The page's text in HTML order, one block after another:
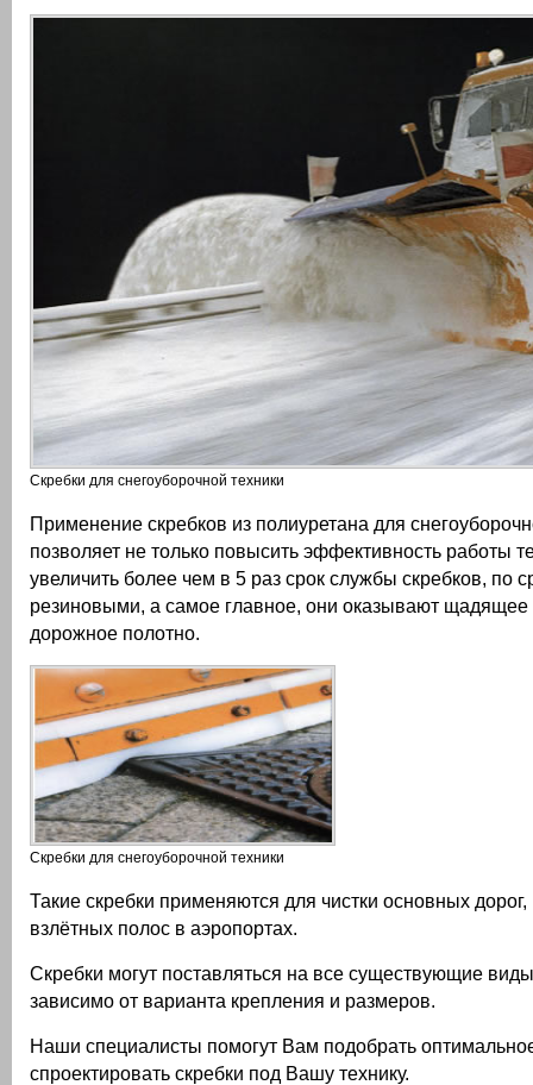
Скребки для снегоуборочной техники
Применение скребков из полиуретана для
позволяет не только повысить эффективность работы
увеличить более чем в 5 раз срок службы скребков, по
резиновыми, а самое главное, они оказывают щадящее
дорожное полотно.
Скребки для снегоуборочной техники
Такие скребки применяются для чистки основных
взлётных полос в аэропортах.
Скребки могут поставляться на все существующие
зависимо от варианта крепления и размеров.
Наши специалисты помогут Вам подобрать
спроектировать скребки под Вашу технику.